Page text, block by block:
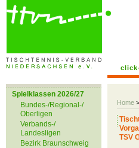
Home >
Spielklassen 2026/27
Bundes-/Regional-/
Oberligen
Verbands-/
Landesligen
Bezirk Braunschweig
TSV